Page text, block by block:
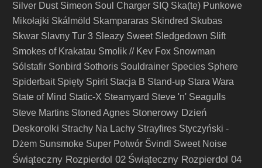
Silver Dust Simeon Soul Charger SIQ Ska(te) Punkowe
Mikołajki Skálmöld Skampararas Skindred Skubas
Skwar Slavny Tur 3 Sleazy Sweet Sledgedown Slift
Smokes of Krakatau Smolik // Kev Fox Snowman
Sólstafir Sonbird Sothoris Souldrainer Species Sphere
Spiderbait Spięty Spirit Stacja B Stand-up Stara Wara
State of Mind Static-X Steamyard Steve 'n' Seagulls
Steve Martins Stoned Agnes Stonerowy Dzień
Deskorolki Strachy Na Lachy Strayfires Styczyński -
Dżem Sunsmoke Super Potwór Švindl Sweet Noise
Świąteczny Rozpierdol 02 Świąteczny Rozpierdol 04